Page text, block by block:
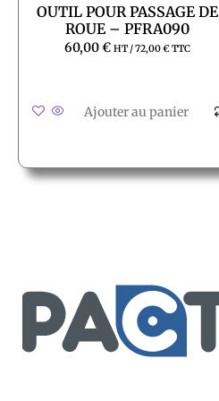
OUTIL POUR PASSAGE DE
ROUE – PFRA090
60,00€ HT /72,00€TTC
Ajouter au panier